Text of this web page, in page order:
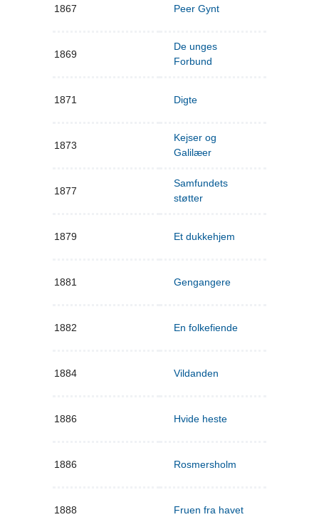
1867 Peer Gynt
1869
De unges
Forbund
1871 Digte
1873
Kejser og
Galilæer
1877
Samfundets
støtter
1879 Et dukkehjem
1881 Gengangere
1882 En folkefiende
1884 Vildanden
1886 Hvide heste
1886 Rosmersholm
1888 Fruen fra havet